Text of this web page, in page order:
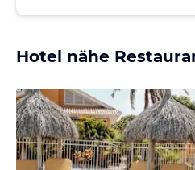
Hotel nähe